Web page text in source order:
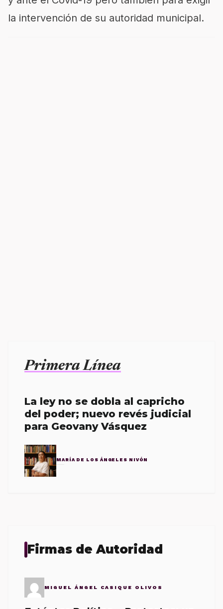
la intervención de su autoridad municipal.
Primera Línea
La ley no se dobla al capricho
del poder; nuevo revés judicial
para Geovany Vásquez
MARÍA DE LOS ÁNGELES NIVÓN
Firmas de Autoridad
MIGUEL ÁNGEL CASIQUE OLIVOS